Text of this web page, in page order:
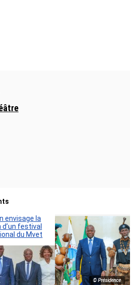
© Présidence
envisage la
festival
du Mvet